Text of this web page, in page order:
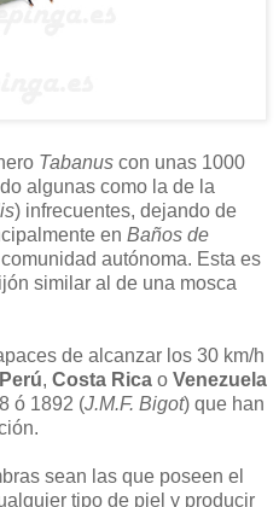
Tabanus con unas 1000
algunas como la de la
) infrecuentes, dejando de
en Baños de
autónoma. Esta es
similar al de una mosca
de alcanzar los 30 km/h
Perú, Costa Rica o Venezuela
ó 1892 (J.M.F. Bigot) que han
sean las que poseen el
tipo de piel y producir